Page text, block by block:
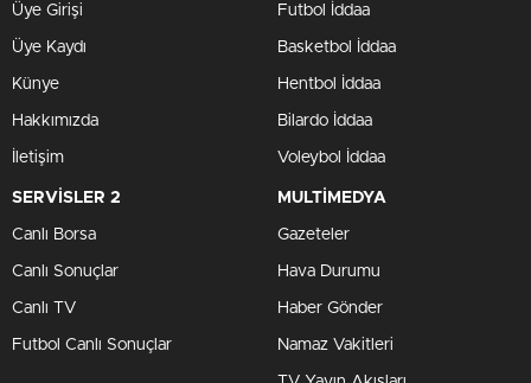
Üye Girişi
Üye Kaydı
Künye
Hakkımızda
İletişim
Futbol İddaa
Basketbol İddaa
Hentbol İddaa
Bilardo İddaa
Voleybol İddaa
SERVİSLER 2
Canlı Borsa
Canlı Sonuçlar
Canlı TV
Futbol Canlı Sonuçlar
MULTİMEDYA
Gazeteler
Hava Durumu
Haber Gönder
Namaz Vakitleri